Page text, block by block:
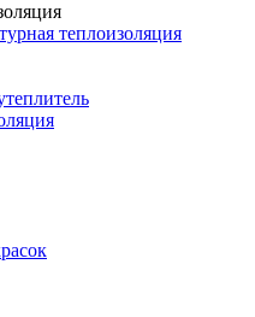
теплоизоляция